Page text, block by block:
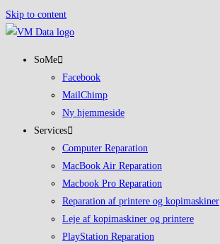
Skip to content
SoMe
Facebook
MailChimp
Ny hjemmeside
Services
Computer Reparation
MacBook Air Reparation
Macbook Pro Reparation
Reparation af printere og kopimaskiner
Leje af kopimaskiner og printere
PlayStation Reparation